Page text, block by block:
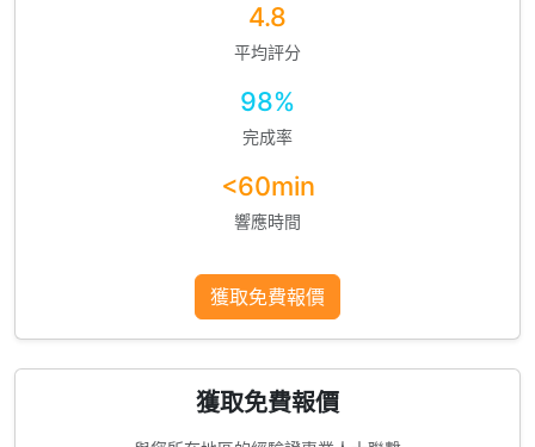
4.8
平均評分
98%
完成率
<60min
響應時間
獲取免費報價
獲取免費報價